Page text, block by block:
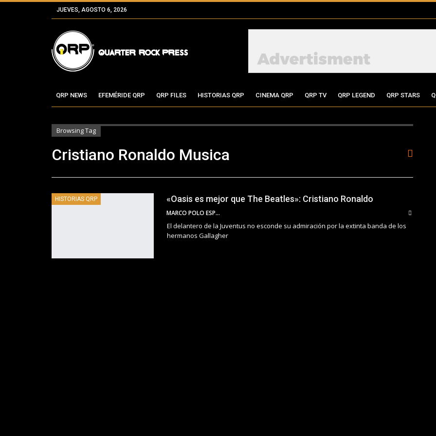
JUEVES, AGOSTO 6, 2026
QRP NEWS EFEMÉRIDE QRP QRP FILES HISTORIAS QRP CINEMA QRP QRP TV QRP LEGEND QRP STARS
Browsing Tag
Cristiano Ronaldo Musica
HISTORIAS QRP «Oasis es mejor que The Beatles»: Cristiano Ronaldo
MARCO POLO ESPINOSA
El delantero de la Juventus no esconde su admiración por la extinta banda de los
hermanos Gallagher